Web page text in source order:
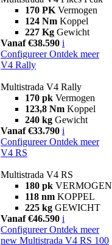
170 PK Vermogen
124 Nm Koppel
227 Kg Gewicht
Vanaf €38.590 i
Configureer Ontdek meer
V4 Rally
Multistrada V4 Rally
170 pk Vermogen
123,8 Nm Koppel
240 kg Gewicht
Vanaf €33.790 i
Configureer Ontdek meer
V4 RS
Multistrada V4 RS
180 pk VERMOGEN
118 nm KOPPEL
225 kg GEWICHT
Vanaf €46.590 i
Configureer Ontdek meer
new Multistrada V4 RS 100